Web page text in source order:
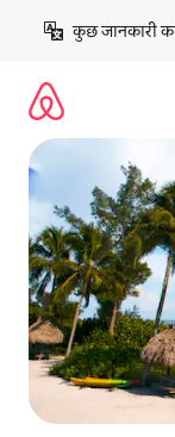
छोड़कर
कॉन्टेंट
कुछ जानकारी